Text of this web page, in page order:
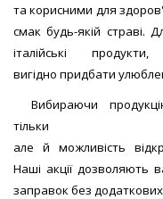
та корисними для
смак будь-якій страві.
італійські
вигідно придбати
Вибираючи
тільки
але й можливість
Наші акції дозволяють
заправок без